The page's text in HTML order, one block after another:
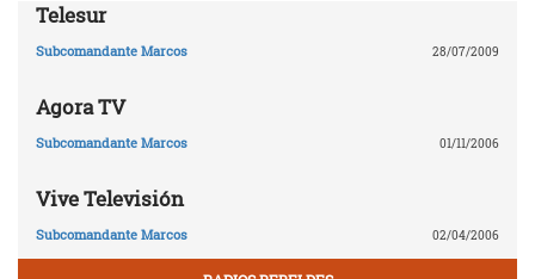
Telesur
Subcomandante Marcos 28/07/2009
Agora TV
Subcomandante Marcos 01/11/2006
Vive Televisión
Subcomandante Marcos 02/04/2006